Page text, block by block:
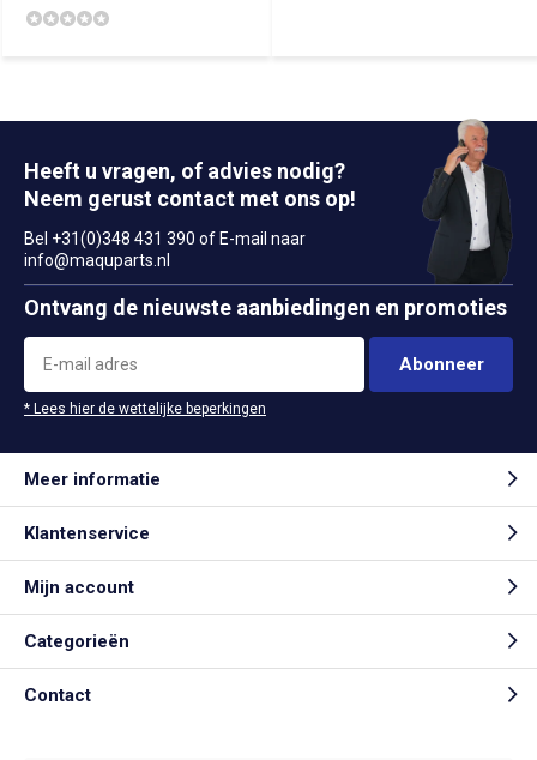
Heeft u vragen, of advies nodig?
Neem gerust contact met ons op!
Bel +31(0)348 431 390 of E-mail naar
info@maquparts.nl
Ontvang de nieuwste aanbiedingen en promoties
Abonneer
* Lees hier de wettelijke beperkingen
Meer informatie
Klantenservice
Mijn account
Categorieën
Contact